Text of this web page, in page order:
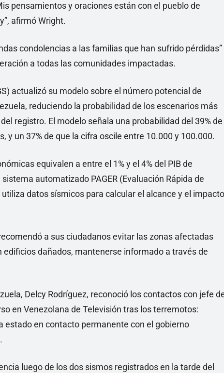
pensamientos y oraciones están con el pueblo de
afirmó Wright.
condolencias a las familias que han sufrido pérdidas”
a todas las comunidades impactadas.
actualizó su modelo sobre el número potencial de
reduciendo la probabilidad de los escenarios más
registro. El modelo señala una probabilidad del 39% de
y un 37% de que la cifra oscile entre 10.000 y 100.000.
equivalen a entre el 1% y el 4% del PIB de
automatizado PAGER (Evaluación Rápida de
datos sísmicos para calcular el alcance y el impacto
a sus ciudadanos evitar las zonas afectadas
dañados, mantenerse informado a través de
Delcy Rodríguez, reconoció los contactos con jefe
en Venezolana de Televisión tras los terremotos:
estado en contacto permanente con el gobierno
luego de los dos sismos registrados en la tarde del